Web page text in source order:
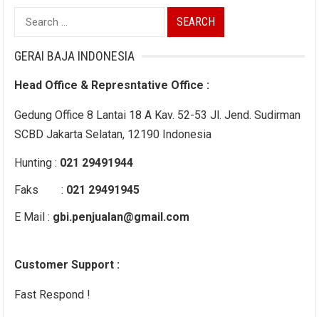
Search
for:
GERAI BAJA INDONESIA
Head Office & Represntative Office :
Gedung Office 8 Lantai 18 A Kav. 52-53 Jl. Jend. Sudirman
SCBD Jakarta Selatan, 12190 Indonesia
Hunting : 021 29491944
Faks : 021 29491945
E Mail : gbi.penjualan@gmail.com
Customer Support :
Fast Respond !